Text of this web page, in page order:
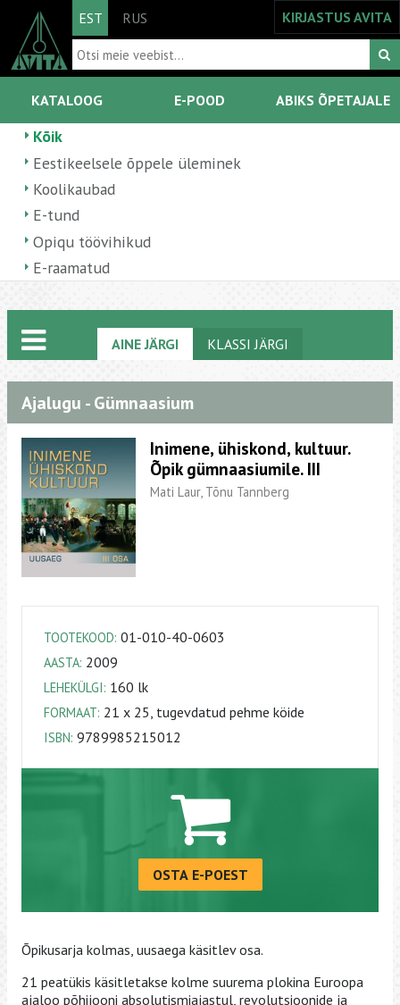
EST RUS KIRJASTUS AVITA
KATALOOG E-POOD ABIKS ÕPETAJALE
Kõik
Eestikeelsele õppele üleminek
Koolikaubad
E-tund
Opiqu töövihikud
E-raamatud
AINE JÄRGI KLASSI JÄRGI
Ajalugu - Gümnaasium
Inimene, ühiskond, kultuur.
Õpik gümnaasiumile. III
Mati Laur, Tõnu Tannberg
TOOTEKOOD: 01-010-40-0603
AASTA: 2009
LEHEKÜLGI: 160 lk
FORMAAT: 21 x 25, tugevdatud pehme köide
ISBN: 9789985215012
OSTA E-POEST
Õpikusarja kolmas, uusaega käsitlev osa.
21 peatükis käsitletakse kolme suurema plokina Euroopa
ajaloo põhijooni absolutismiajastul, revolutsioonide ja